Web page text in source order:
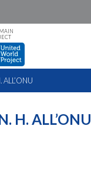
ALL’ONU
H. ALL’ONU